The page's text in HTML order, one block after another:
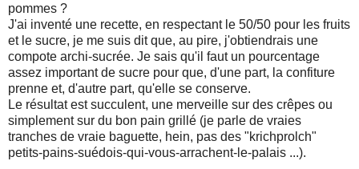
pommes ?
J'ai inventé une recette, en respectant le 50/50 pour les fruits
et le sucre, je me suis dit que, au pire, j'obtiendrais une
compote archi-sucrée. Je sais qu'il faut un pourcentage
assez important de sucre pour que, d'une part, la confiture
prenne et, d'autre part, qu'elle se conserve.
Le résultat est succulent, une merveille sur des crêpes ou
simplement sur du bon pain grillé (je parle de vraies
tranches de vraie baguette, hein, pas des "krichprolch"
petits-pains-suédois-qui-vous-arrachent-le-palais ...).